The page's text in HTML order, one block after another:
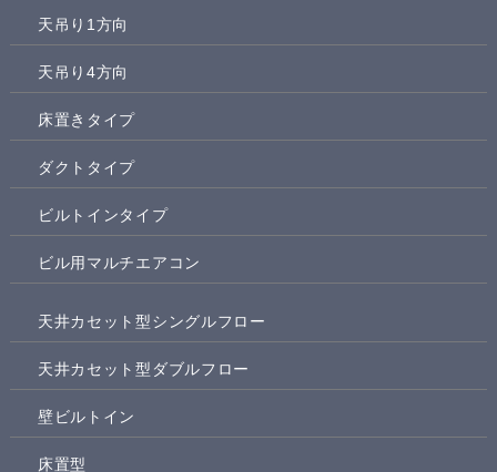
天吊り1方向
天吊り4方向
床置きタイプ
ダクトタイプ
ビルトインタイプ
ビル用マルチエアコン
天井カセット型シングルフロー
天井カセット型ダブルフロー
壁ビルトイン
床置型